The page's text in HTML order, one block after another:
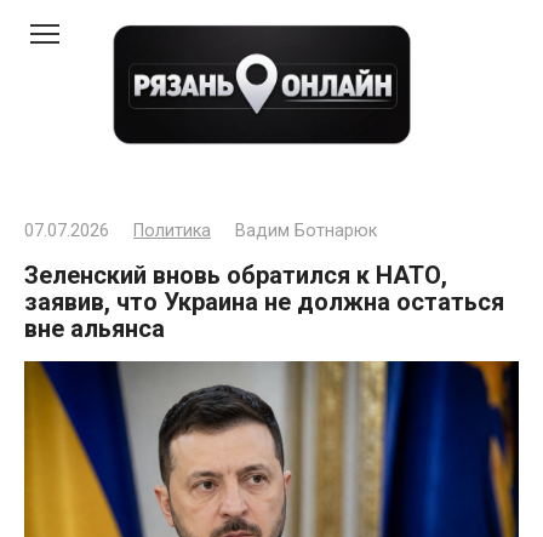
07.07.2026 Политика Вадим Ботнарюк
Зеленский вновь обратился к НАТО,
заявив, что Украина не должна остаться
вне альянса